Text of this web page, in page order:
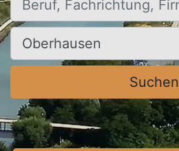
Ort, Stadt
Suchen